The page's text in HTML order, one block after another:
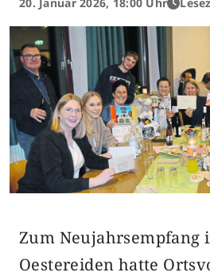
Zum Neujahrsempfang
Oestereiden hatte